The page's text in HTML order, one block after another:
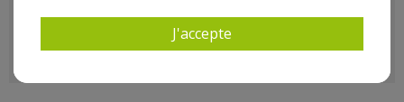
- Garantie : 3 an(s)
J'accepte